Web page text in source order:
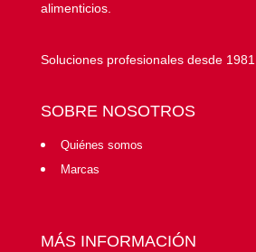
alimenticios.
Soluciones profesionales desde 1981
SOBRE NOSOTROS
Quiénes somos
Marcas
MÁS INFORMACIÓN